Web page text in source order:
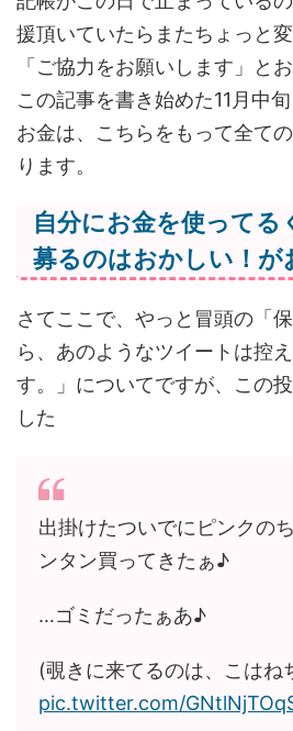
援頂いていたらまたちょっと
「ご協力をお願いします」と
この記事を書き始めた11月中
お金は、こちらをもって全て
ります。
自分にお金を使ってる
募るのはおかしい！が
さてここで、やっと冒頭の「
ら、あのようなツイートは控
す。」についてですが、この
した
出掛けたついでにピンクの
ンタン買ってきたぁ♪
…ゴミだったぁあ♪
(覗きに来てるのは、こはね
pic.twitter.com/